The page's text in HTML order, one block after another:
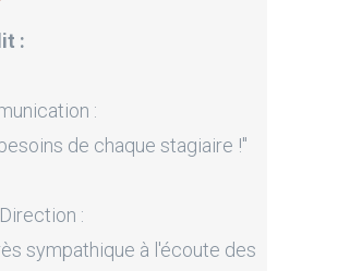
:
:
de chaque stagiaire !"
:
sympathique à l'écoute des